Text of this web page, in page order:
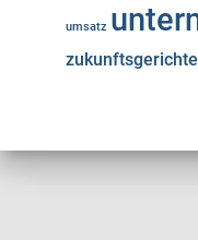
umsatz